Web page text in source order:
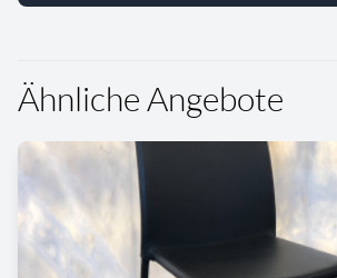
Ähnliche Angebote